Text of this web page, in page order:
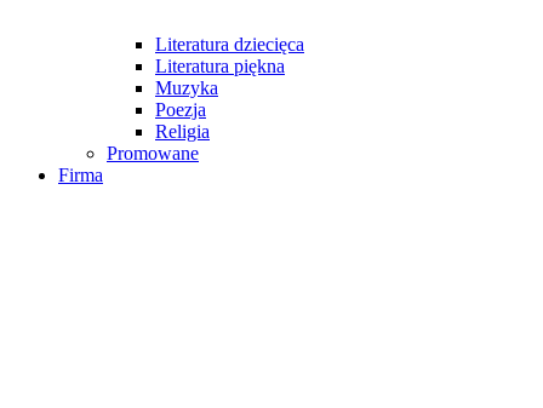
Literatura dziecięca
Literatura piękna
Muzyka
Poezja
Religia
Promowane
Firma